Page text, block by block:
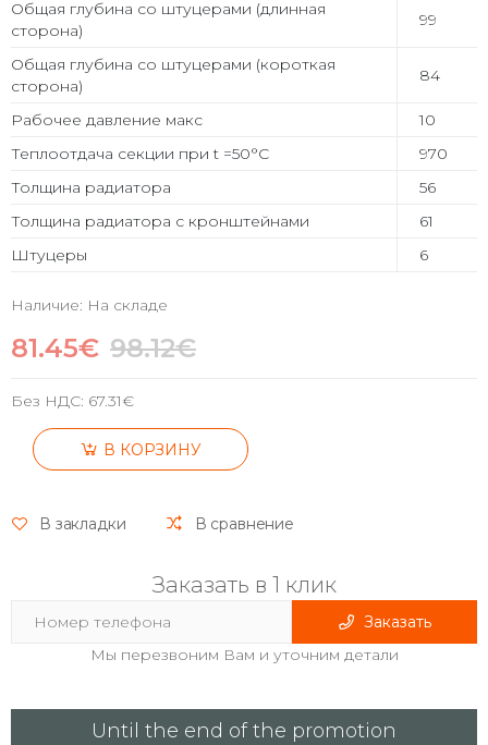
Общая глубина со штуцерами (длинная
сторона)
99
Общая глубина со штуцерами (короткая
сторона)
84
Рабочее давление макс
10
Теплоотдача секции при t =50°С
970
Толщина радиатора
56
Толщина радиатора с кронштейнами
61
Штуцеры
6
Наличие: На складе
81.45€ 98.12€
Без НДС: 67.31€
В КОРЗИНУ
В закладки В сравнение
Заказать в 1 клик
Заказать
Мы перезвоним Вам и уточним детали
Until the end of the promotion